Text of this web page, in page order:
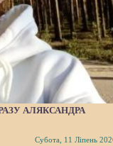
АЛЯКСАНДРА
Субота, 11 Ліпень